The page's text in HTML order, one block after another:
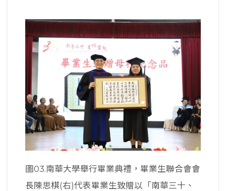
圖03.南華大學舉行畢業典禮，畢業生聯合會會
長陳思棋(右)代表畢業生致贈以「南華三十、